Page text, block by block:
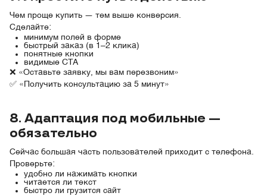
Чем проще купить — тем выше конверсия.
Сделайте:
минимум полей в форме
быстрый заказ (в 1–2 клика)
понятные кнопки
видимые CTA
❌ «Оставьте заявку, мы вам перезвоним»
✅ «Получить консультацию за 5 минут»
8. Адаптация под мобильные —
обязательно
Сейчас большая часть пользователей приходит с телефона.
Проверьте:
удобно ли нажимать кнопки
читается ли текст
быстро ли грузится сайт